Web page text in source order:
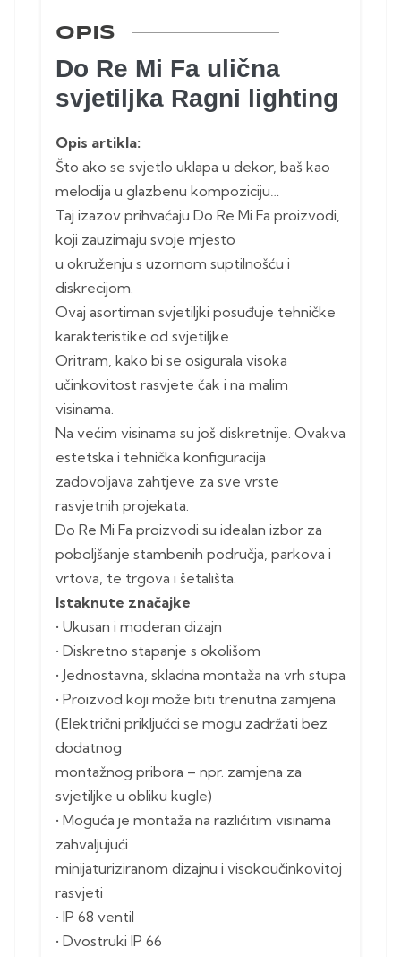
OPIS
Do Re Mi Fa ulična
svjetiljka Ragni lighting
Opis artikla:
Što ako se svjetlo uklapa u dekor, baš kao
melodija u glazbenu kompoziciju…
Taj izazov prihvaćaju Do Re Mi Fa proizvodi,
koji zauzimaju svoje mjesto
u okruženju s uzornom suptilnošću i
diskrecijom.
Ovaj asortiman svjetiljki posuđuje tehničke
karakteristike od svjetiljke
Oritram, kako bi se osigurala visoka
učinkovitost rasvjete čak i na malim
visinama.
Na većim visinama su još diskretnije. Ovakva
estetska i tehnička konfiguracija
zadovoljava zahtjeve za sve vrste
rasvjetnih projekata.
Do Re Mi Fa proizvodi su idealan izbor za
poboljšanje stambenih područja, parkova i
vrtova, te trgova i šetališta.
Istaknute značajke
• Ukusan i moderan dizajn
• Diskretno stapanje s okolišom
• Jednostavna, skladna montaža na vrh stupa
• Proizvod koji može biti trenutna zamjena
(Električni priključci se mogu zadržati bez
dodatnog
montažnog pribora – npr. zamjena za
svjetiljke u obliku kugle)
• Moguća je montaža na različitim visinama
zahvaljujući
minijaturiziranom dizajnu i visokoučinkovitoj
rasvjeti
• IP 68 ventil
• Dvostruki IP 66